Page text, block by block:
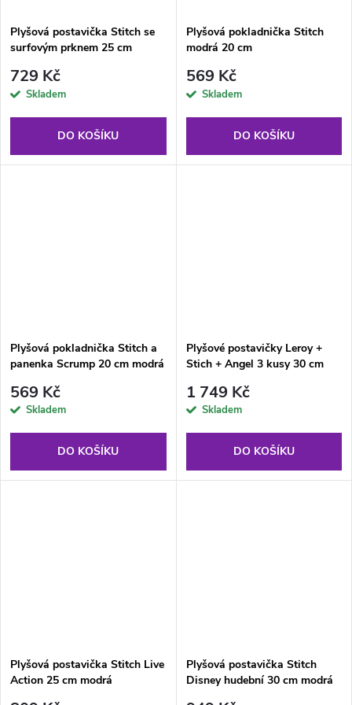
Plyšová postavička Stitch se
surfovým prknem 25 cm
729 Kč
Skladem
DO KOŠÍKU
Plyšová pokladnička Stitch
modrá 20 cm
569 Kč
Skladem
DO KOŠÍKU
Plyšová pokladnička Stitch a
panenka Scrump 20 cm modrá
569 Kč
Skladem
DO KOŠÍKU
Plyšové postavičky Leroy +
Stich + Angel 3 kusy 30 cm
1 749 Kč
Skladem
DO KOŠÍKU
Plyšová postavička Stitch Live
Action 25 cm modrá
Plyšová postavička Stitch
Disney hudební 30 cm modrá